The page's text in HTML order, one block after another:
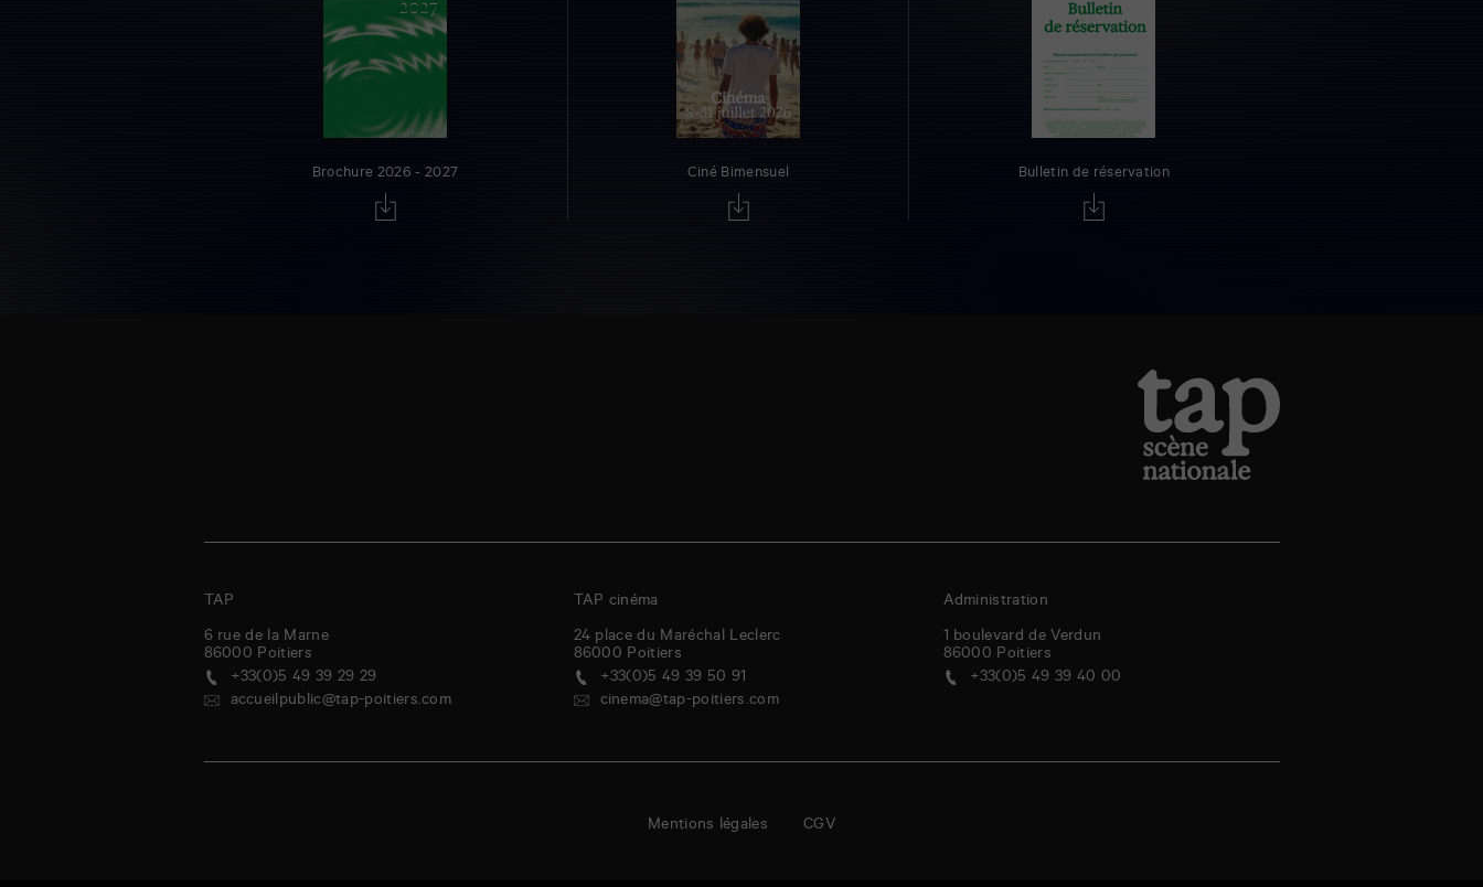
Brochure 2026 - 2027 Ciné Bimensuel Bulletin de réservation
TAP
6 rue de la Marne
86000 Poitiers
+33(0)5 49 39 29 29
accueilpublic@tap-poitiers.com
TAP cinéma
24 place du Maréchal Leclerc
86000 Poitiers
+33(0)5 49 39 50 91
cinema@tap-poitiers.com
Administration
1 boulevard de Verdun
86000 Poitiers
+33(0)5 49 39 40 00
Mentions légales CGV